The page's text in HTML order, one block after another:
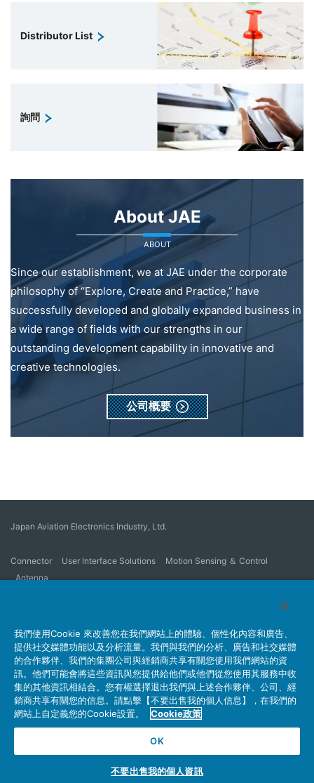
Distributor List
詢問
About JAE
ABOUT
Since our establishment, we at JAE under the corporate
philosophy of “Explore, Create and Practice,” have
successfully developed and globally expanded business in
a wide range of fields with our strengths in our
outstanding development capability in innovative and
creative technologies.
公司概要
Japan Aviation Electronics Industry, Ltd.
Connector User Interface Solutions
Motion Sensing ＆ Control
Antenna
隱私權政策 JAE Cookie Policy
網站使用條例
Policy for Official Social Media Accounts Utilization
我們使用Cookie 來改善您在我們網站上的體驗、個性化內容和廣告、
提供社交媒體功能以及分析流量。我們與我們的分析、廣告和社交媒體
的合作夥伴、我們的集團公司與經銷商共享有關您使用我們網站的資
訊。他們可能會將這些資訊與您提供給他們或他們從您使用其服務中收
集的其他資訊相結合。您有權選擇退出我們與上述合作夥伴、公司、經
銷商共享有關您的信息。請點擊【不要出售我的個人信息】，在我們的
網站上自定義您的Cookie設置。
Cookie政策
OK
不要出售我的個人資訊